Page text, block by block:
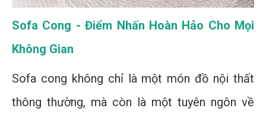
Sofa Cong - Điểm Nhấn Hoàn Hảo Cho Mọi
Không Gian
Sofa cong không chỉ là một món đồ nội thất
thông thường, mà còn là một tuyên ngôn về